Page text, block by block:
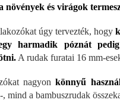
növények és virágok
úgy tervezték, hogy
harmadik póznát
A rudak furatai 16 mm-
nagyonkönnyű
mind a bambuszrudak